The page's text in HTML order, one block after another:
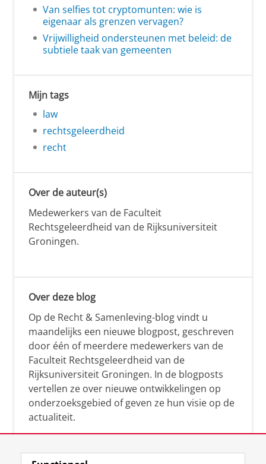
Van selfies tot cryptomunten: wie is
eigenaar als grenzen vervagen?
Vrijwilligheid ondersteunen met beleid: de
subtiele taak van gemeenten
Mijn tags
law
rechtsgeleerdheid
recht
Over de auteur(s)
Medewerkers van de Faculteit
Rechtsgeleerdheid van de Rijksuniversiteit
Groningen.
Over deze blog
Op de Recht & Samenleving-blog vindt u
maandelijks een nieuwe blogpost, geschreven
door één of meerdere medewerkers van de
Faculteit Rechtsgeleerdheid van de
Rijksuniversiteit Groningen. In de blogposts
vertellen ze over nieuwe ontwikkelingen op
onderzoeksgebied of geven ze hun visie op de
actualiteit.